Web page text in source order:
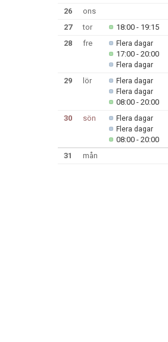
26
ons
27
tor 18:00 - 19:15
28
fre Flera dagar
17:00 - 20:00
Flera dagar
29
lör Flera dagar
Flera dagar
08:00 - 20:00
30
sön Flera dagar
Flera dagar
08:00 - 20:00
31
mån